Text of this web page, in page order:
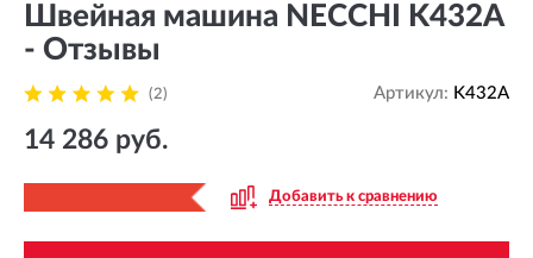
Швейная машина NECCHI K432A
- Отзывы
(2) Артикул: K432A
14 286 руб.
Добавить к сравнению